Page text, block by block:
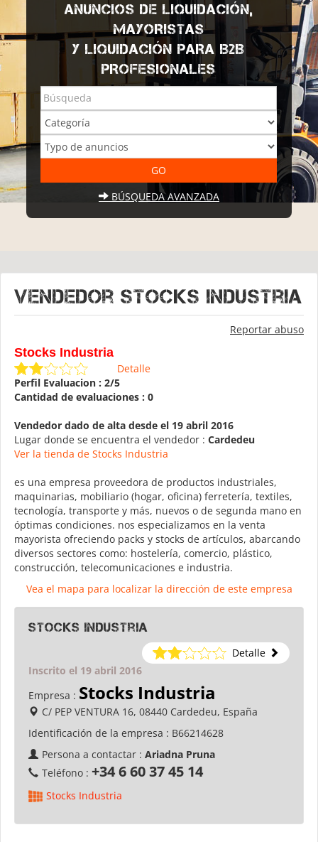
ANUNCIOS DE LIQUIDACIÓN,
MAYORISTAS
Y LIQUIDACIÓN PARA B2B
PROFESIONALES
BÚSQUEDA AVANZADA
Vendedor Stocks Industria
Reportar abuso
Stocks Industria
Detalle
Perfil Evaluacion : 2/5
Cantidad de evaluaciones : 0
Vendedor dado de alta desde el 19 abril 2016
Lugar donde se encuentra el vendedor : Cardedeu
Ver la tienda de Stocks Industria
es una empresa proveedora de productos industriales,
maquinarias, mobiliario (hogar, oficina) ferretería, textiles,
tecnología, transporte y más, nuevos o de segunda mano en
óptimas condiciones. nos especializamos en la venta
mayorista ofreciendo packs y stocks de artículos, abarcando
diversos sectores como: hostelería, comercio, plástico,
construcción, telecomunicaciones e industria.
Vea el mapa para localizar la dirección de este empresa
Stocks Industria
Detalle
Inscrito el 19 abril 2016
Empresa : Stocks Industria
C/ PEP VENTURA 16, 08440 Cardedeu, España
Identificación de la empresa : B66214628
Persona a contactar : Ariadna Pruna
Teléfono : +34 6 60 37 45 14
Stocks Industria